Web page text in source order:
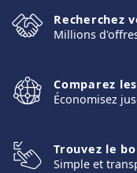
Recherchez
Millions
Comparez
Économisez
Trouvez le
Simple et